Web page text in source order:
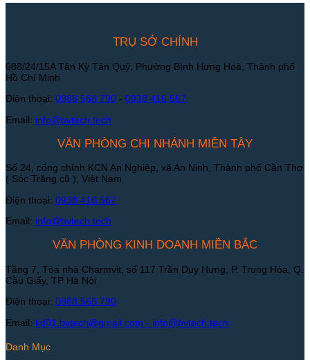
TRỤ SỞ CHÍNH
688/24/15A Tân Kỳ Tân Quý, Phường Bình Hưng Hoà, Thành phố
Hồ Chí Minh
Điện thoại: 0988 568 790 - 0938 416 567
Email: info@bvtech.tech
VĂN PHÒNG CHI NHÁNH MIỀN TÂY
Số 24, cổng chính KCN An Nghiệp, xã An Ninh, Thành phố Cần Thơ
( Sóc Trăng cũ ), Việt Nam
Điện thoại: 0938 416 567
Email: info@bvtech.tech
VĂN PHÒNG KINH DOANH MIỀN BẮC
Tầng 7, Tòa nhà Charmvit, số 117 Trần Duy Hưng, P. Trung Hòa, Q.
Cầu Giấy, TP Hà Nội
Điện thoại: 0988 568 790
Email: kd01.bvtech@gmail.com - info@bvtech.tech
Danh Mục